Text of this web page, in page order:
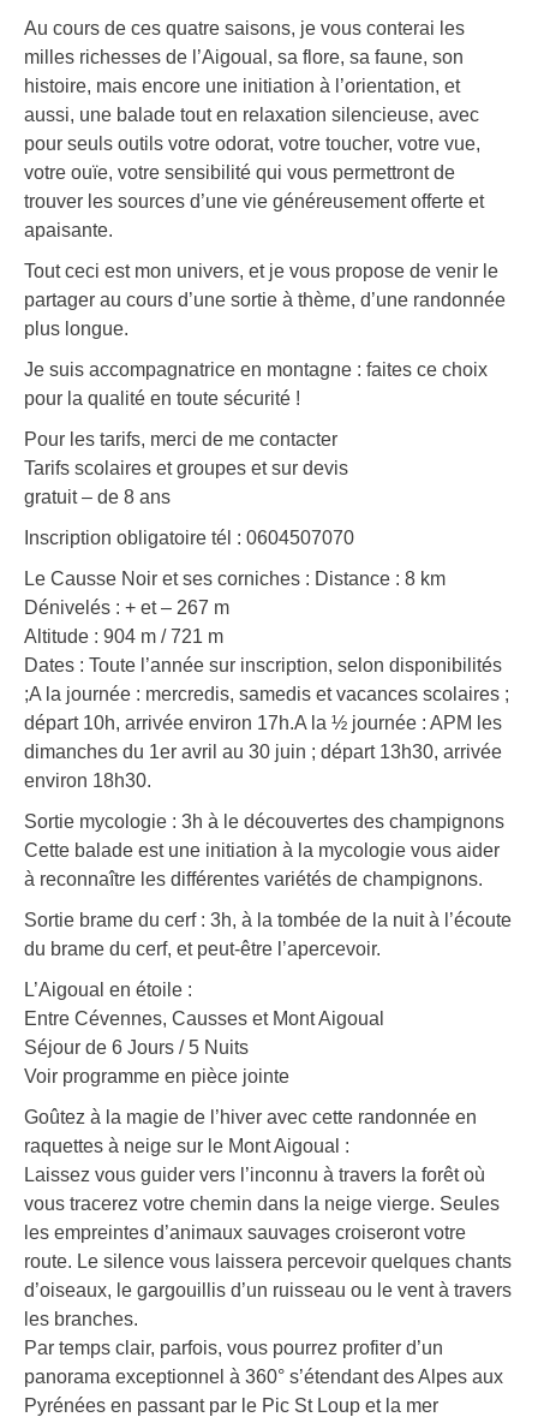
Au cours de ces quatre saisons, je vous conterai les
milles richesses de l’Aigoual, sa flore, sa faune, son
histoire, mais encore une initiation à l’orientation, et
aussi, une balade tout en relaxation silencieuse, avec
pour seuls outils votre odorat, votre toucher, votre vue,
votre ouïe, votre sensibilité qui vous permettront de
trouver les sources d’une vie généreusement offerte et
apaisante.
Tout ceci est mon univers, et je vous propose de venir le
partager au cours d’une sortie à thème, d’une randonnée
plus longue.
Je suis accompagnatrice en montagne : faites ce choix
pour la qualité en toute sécurité !
Pour les tarifs, merci de me contacter
Tarifs scolaires et groupes et sur devis
gratuit – de 8 ans
Inscription obligatoire tél : 0604507070
Le Causse Noir et ses corniches : Distance : 8 km
Dénivelés : + et – 267 m
Altitude : 904 m / 721 m
Dates : Toute l’année sur inscription, selon disponibilités
;A la journée : mercredis, samedis et vacances scolaires ;
départ 10h, arrivée environ 17h.A la ½ journée : APM les
dimanches du 1er avril au 30 juin ; départ 13h30, arrivée
environ 18h30.
Sortie mycologie : 3h à le découvertes des champignons
Cette balade est une initiation à la mycologie vous aider
à reconnaître les différentes variétés de champignons.
Sortie brame du cerf : 3h, à la tombée de la nuit à l’écoute
du brame du cerf, et peut-être l’apercevoir.
L’Aigoual en étoile :
Entre Cévennes, Causses et Mont Aigoual
Séjour de 6 Jours / 5 Nuits
Voir programme en pièce jointe
Goûtez à la magie de l’hiver avec cette randonnée en
raquettes à neige sur le Mont Aigoual :
Laissez vous guider vers l’inconnu à travers la forêt où
vous tracerez votre chemin dans la neige vierge. Seules
les empreintes d’animaux sauvages croiseront votre
route. Le silence vous laissera percevoir quelques chants
d’oiseaux, le gargouillis d’un ruisseau ou le vent à travers
les branches.
Par temps clair, parfois, vous pourrez profiter d’un
panorama exceptionnel à 360° s’étendant des Alpes aux
Pyrénées en passant par le Pic St Loup et la mer